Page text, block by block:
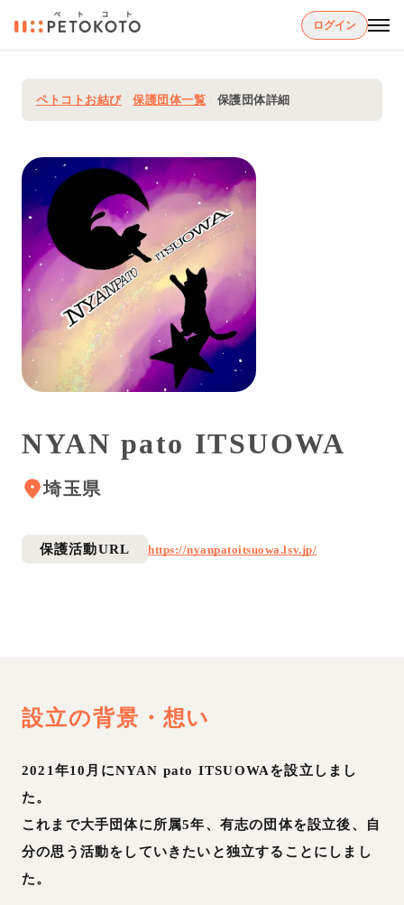
ログイン
ペトコトお結び 保護団体一覧 保護団体詳細
NYAN pato ITSUOWA
埼玉県
保護活動URL https://nyanpatoitsuowa.lsv.jp/
設立の背景・想い
2021年10月にNYAN pato ITSUOWAを設立しまし
た。
これまで大手団体に所属5年、有志の団体を設立後、自
分の思う活動をしていきたいと独立することにしまし
た。